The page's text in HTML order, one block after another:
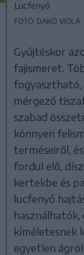
Lucfenyő
FOTÓ: DAKÓ VIOLA
Gyűjtéskor
fajismeret.
fogyasztható,
mérgező
szabad
könnyen
terméseiről,
fordul elő,
kertekbe és
lucfenyő
használhatók,
kíméletesnek
egyetlen